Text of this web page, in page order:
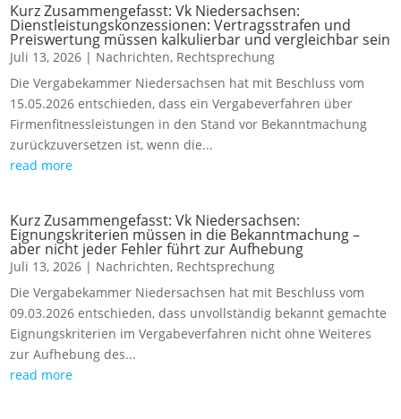
Kurz Zusammengefasst: Vk Niedersachsen:
Dienstleistungskonzessionen: Vertragsstrafen und
Preiswertung müssen kalkulierbar und vergleichbar sein
Juli 13, 2026 | Nachrichten, Rechtsprechung
Die Vergabekammer Niedersachsen hat mit Beschluss vom
15.05.2026 entschieden, dass ein Vergabeverfahren über
Firmenfitnessleistungen in den Stand vor Bekanntmachung
zurückzuversetzen ist, wenn die...
read more
Kurz Zusammengefasst: Vk Niedersachsen:
Eignungskriterien müssen in die Bekanntmachung –
aber nicht jeder Fehler führt zur Aufhebung
Juli 13, 2026 | Nachrichten, Rechtsprechung
Die Vergabekammer Niedersachsen hat mit Beschluss vom
09.03.2026 entschieden, dass unvollständig bekannt gemachte
Eignungskriterien im Vergabeverfahren nicht ohne Weiteres
zur Aufhebung des...
read more